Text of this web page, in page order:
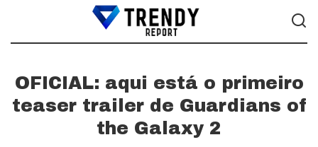
OFICIAL: aqui está o primeiro
teaser trailer de Guardians of
the Galaxy 2